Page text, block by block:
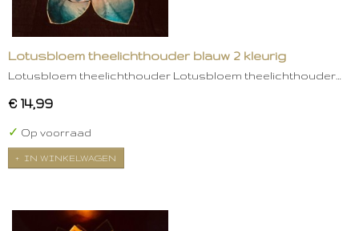
Lotusbloem theelichthouder blauw 2 kleurig
Lotusbloem theelichthouder Lotusbloem theelichthouder…
€ 14,99
✓ Op voorraad
IN WINKELWAGEN